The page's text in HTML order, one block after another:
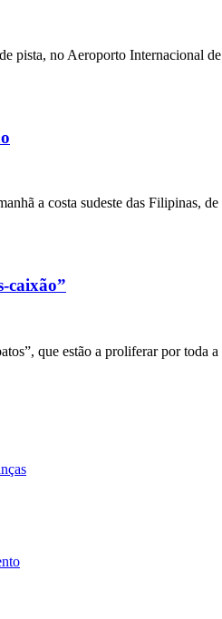
pista, no Aeroporto
a costa sudeste das
caixão”
que estão a proliferar por